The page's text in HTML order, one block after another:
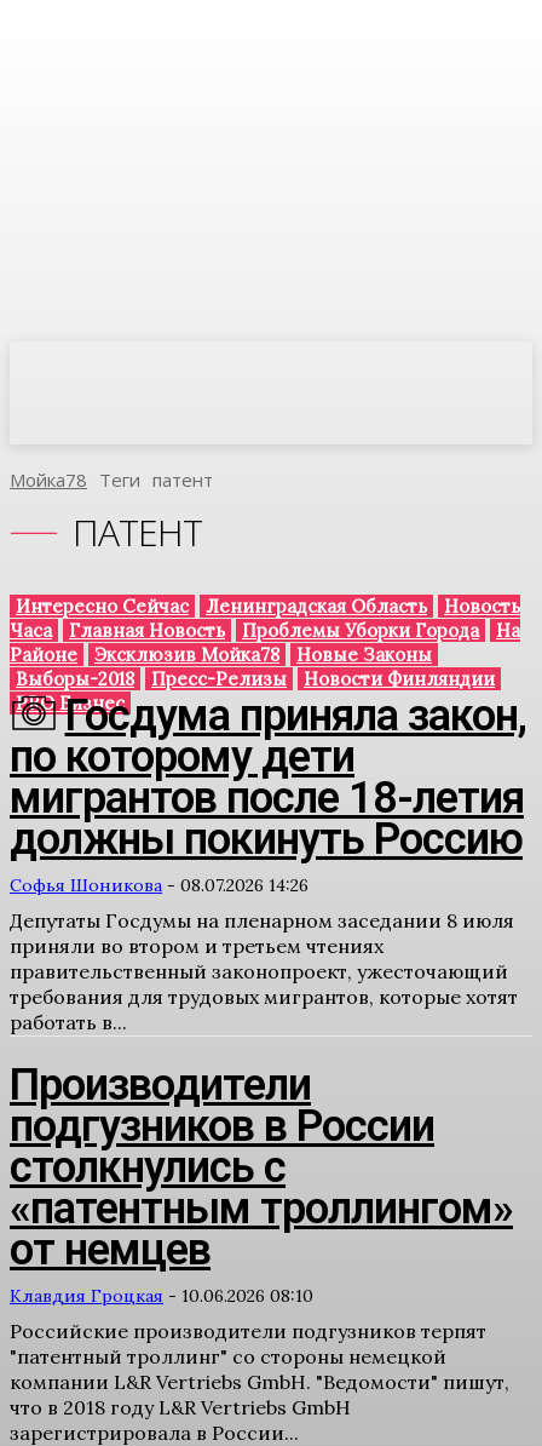
Мойка78 Теги Патент
ПАТЕНТ
Интересно Сейчас Ленинградская Область
Новость
Часа
Главная Новость Проблемы Уборки Города
На
Районе
Эксклюзив Мойка78
Новые Законы
Выборы-2018
Пресс-Релизы
Новости Финляндии
PRO Бизнес
Госдума приняла закон,
по которому дети
мигрантов после 18-летия
должны покинуть Россию
Софья Шоникова - 08.07.2026 14:26
Депутаты Госдумы на пленарном заседании 8 июля
приняли во втором и третьем чтениях
правительственный законопроект, ужесточающий
требования для трудовых мигрантов, которые хотят
работать в...
Производители
подгузников в России
столкнулись с
«патентным троллингом»
от немцев
Клавдия Гроцкая - 10.06.2026 08:10
Российские производители подгузников терпят
"патентный троллинг" со стороны немецкой
компании L&R Vertriebs GmbH. "Ведомости" пишут,
что в 2018 году L&R Vertriebs GmbH
зарегистрировала в России...